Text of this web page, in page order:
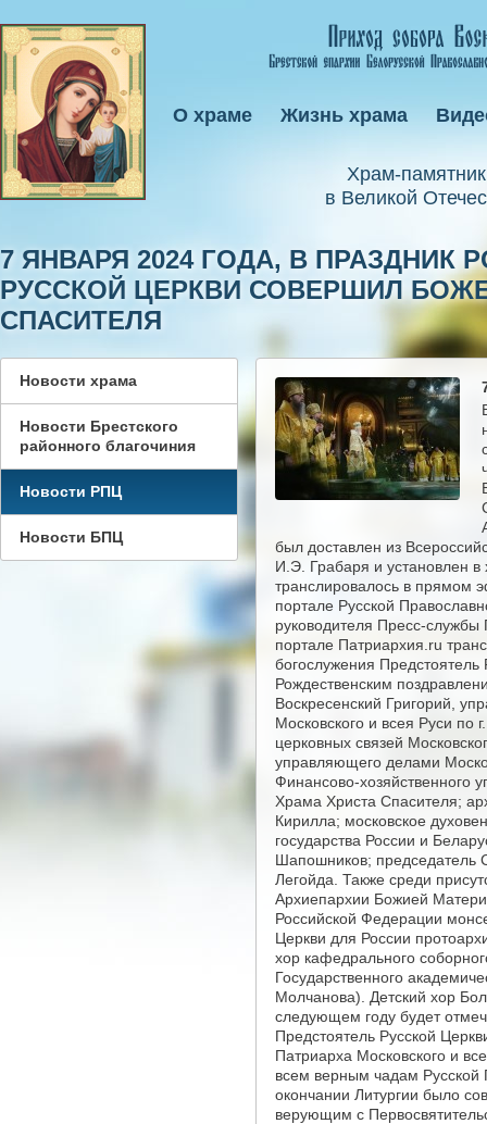
Xрам-
в Великой
О храме Жизнь храма
7 ЯНВАРЯ 2024 ГОДА, В
РУССКОЙ ЦЕРКВИ СОВЕРШИЛ
СПАСИТЕЛЯ
Новости храма
Новости Брестского
районного благочиния
Новости РПЦ
Новости БПЦ
был доставлен из
И.Э. Грабаря и установлен в
транслировалось в прямом
портале Русской
руководителя Пресс-
портале Патриархия.ru
богослужения
Рождественским
Воскресенский Григорий,
Московского и всея Руси по
церковных связей
управляющего делами
Финансово-хозяйственного
Храма Христа Спасителя;
Кирилла; московское
государства России и
Шапошников; председатель
Легойда. Также среди
Архиепархии Божией
Российской Федерации
Церкви для России
хор кафедрального
Государственного
Молчанова). Детский хор
следующем году будет
Предстоятель Русской
Патриарха Московского и
всем верным чадам Русской
окончании Литургии было
верующим с